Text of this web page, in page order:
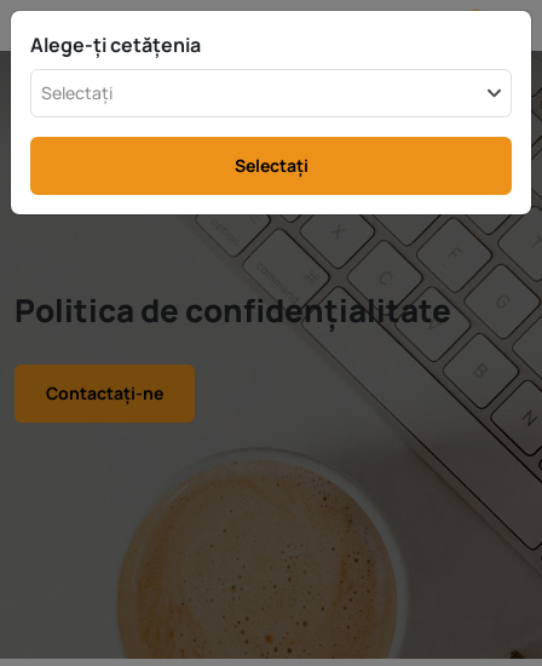
Politica de confidențialitate
Contactați-ne
Alege-ți cetățenia
Selectați
Selectați